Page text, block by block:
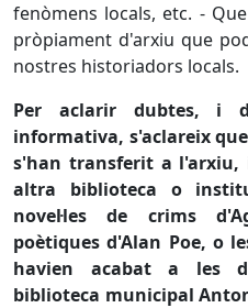
fenòmens locals, etc. -
pròpiament d'arxiu que
nostres historiadors locals.
Per aclarir dubtes, i
informativa, s'aclareix
s'han transferit a l'arxiu,
altra biblioteca o
novel·les de crims d'
poètiques d'Alan Poe, o
havien acabat a les
biblioteca municipal